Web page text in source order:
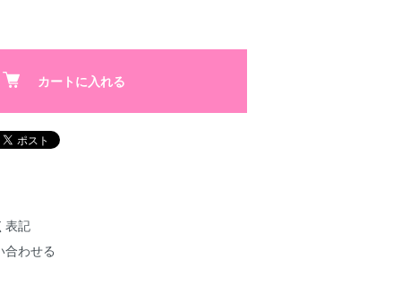
カートに入れる
表記
合わせる